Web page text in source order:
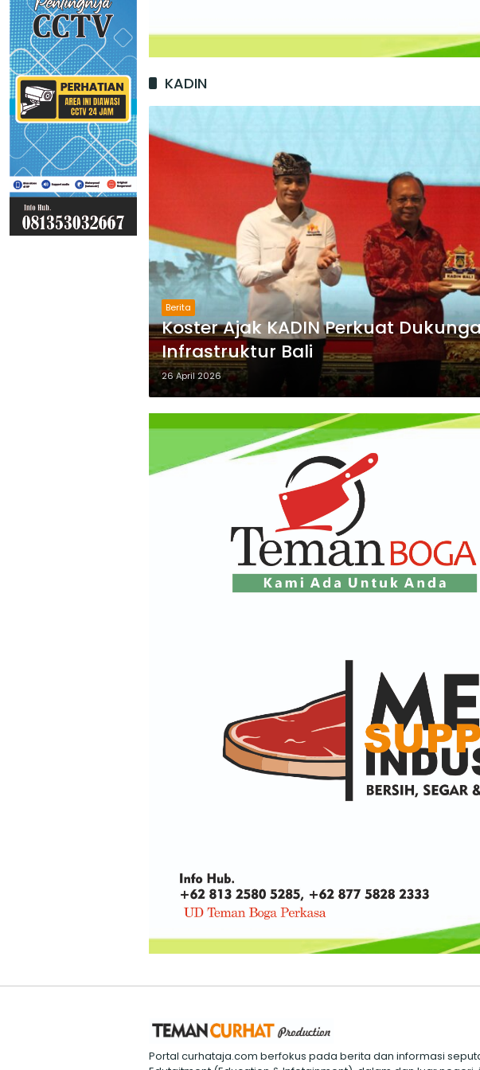
KADIN
Berita
Koster Ajak KADIN Perkuat
Infrastruktur Bali
26 April 2026
Portal curhataja.com berfokus pada berita dan informasi